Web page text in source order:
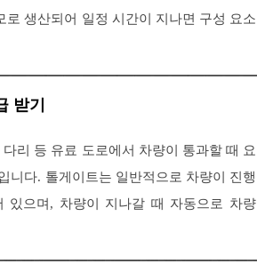
로 생산되어 일정 시간이 지나면 구성 요소
받기
리 등 유료 도로에서 차량이 통과할 때 요
니다. 톨게이트는 일반적으로 차량이 진행
있으며, 차량이 지나갈 때 자동으로 차량